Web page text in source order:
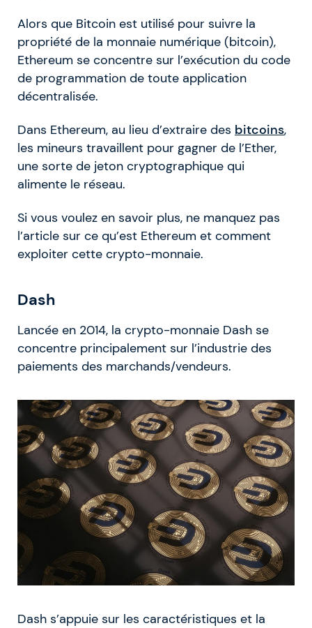
Alors que Bitcoin est utilisé pour suivre la
propriété de la monnaie numérique (bitcoin),
Ethereum se concentre sur l’exécution du code
de programmation de toute application
décentralisée.
Dans Ethereum, au lieu d’extraire des bitcoins,
les mineurs travaillent pour gagner de l’Ether,
une sorte de jeton cryptographique qui
alimente le réseau.
Si vous voulez en savoir plus, ne manquez pas
l’article sur ce qu’est Ethereum et comment
exploiter cette crypto-monnaie.
Dash
Lancée en 2014, la crypto-monnaie Dash se
concentre principalement sur l’industrie des
paiements des marchands/vendeurs.
Dash s’appuie sur les caractéristiques et la